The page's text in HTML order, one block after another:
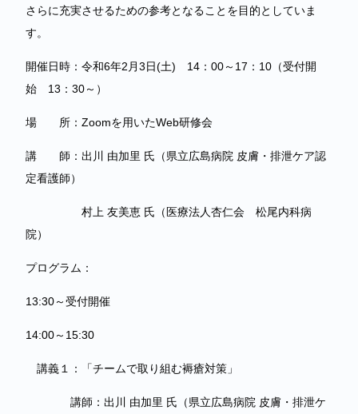
さらに充実させるための参考となることを目的としていま
す。
開催日時：令和6年2月3日(土) 14：00～17：10（受付開
始 13：30～）
場 所：Zoomを用いたWeb研修会
講 師：出川 由加里 氏（県立広島病院 皮膚・排泄ケア認
定看護師）
村上 友美恵 氏（医療法人杏仁会 松尾内科病
院）
プログラム：
13:30～受付開催
14:00～15:30
講義１：「チームで取り組む褥瘡対策」
講師：出川 由加里 氏（県立広島病院 皮膚・排泄ケ